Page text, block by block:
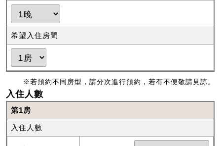
希望入住房間
※若預約不同房型，請分次進行預約，若有不便敬請見諒。
入住人數
第1房
入住人數